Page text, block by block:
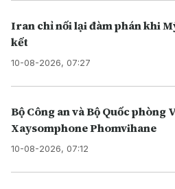
Iran chỉ nối lại đàm phán khi
kết
10-08-2026, 07:27
Bộ Công an và Bộ Quốc phòng
Xaysomphone Phomvihane
10-08-2026, 07:12